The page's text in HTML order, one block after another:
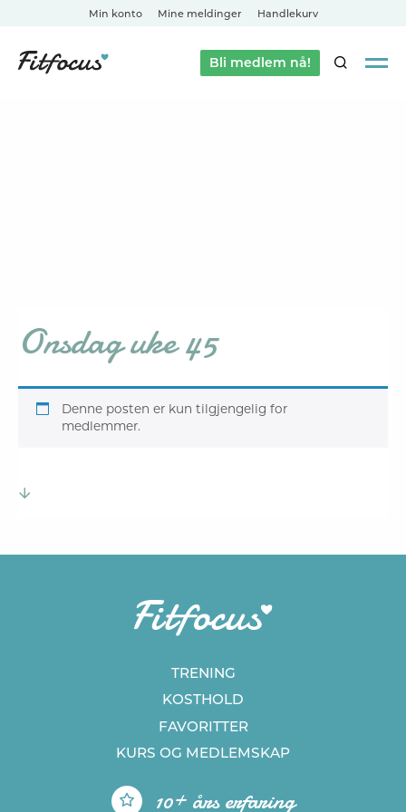
Min konto Mine meldinger Handlekurv
Bli medlem nå!SØK
Onsdag uke 45
Denne posten er kun tilgjengelig for
medlemmer.
TRENING
KOSTHOLD
FAVORITTER
KURS OG MEDLEMSKAP
10+ års erfaring